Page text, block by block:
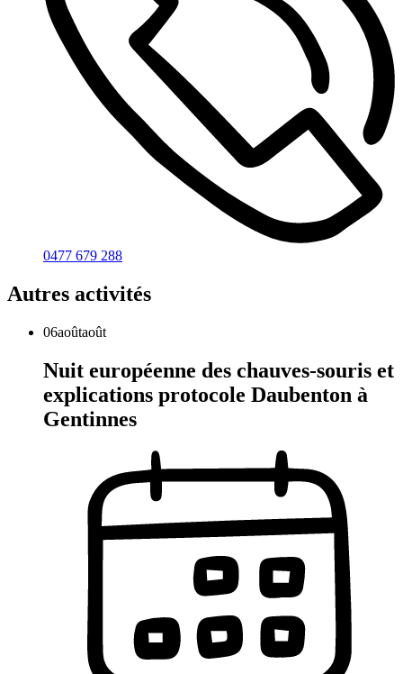
0477 679 288
Autres activités
06aoûtaoût
Nuit européenne des chauves-souris et
explications protocole Daubenton à
Gentinnes